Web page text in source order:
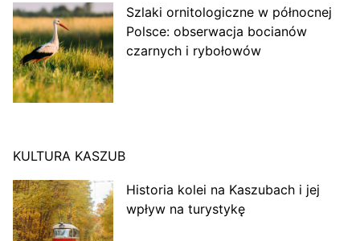
Szlaki ornitologiczne w północnej
Polsce: obserwacja bocianów
czarnych i rybołowów
KULTURA KASZUB
Historia kolei na Kaszubach i jej
wpływ na turystykę